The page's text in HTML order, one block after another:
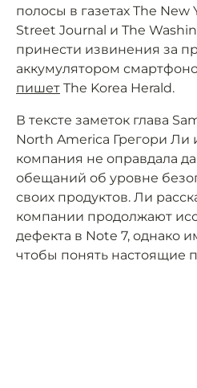
полосы в газетах The New
Street Journal и The
принести извинения за
аккумулятором
пишет The Korea Herald.
В тексте заметок глава
North America Грегори Ли
компания не оправдала
обещаний об уровне
своих продуктов. Ли
компании продолжают
дефекта в Note 7, однако
чтобы понять настоящие